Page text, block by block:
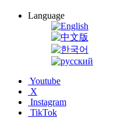
Language
Youtube
X
Instagram
TikTok